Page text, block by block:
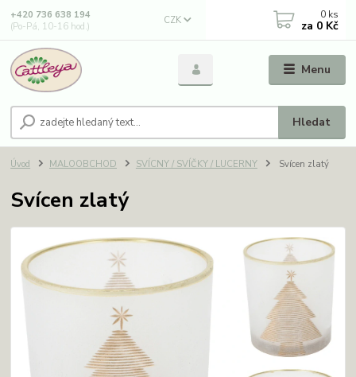
Menu
CZK
Hledat
+420 736 638 194
(Po-Pá, 10-16 hod.)
0 ks
za 0 Kč
Úvod MALOOBCHOD SVÍCNY / SVÍČKY / LUCERNY Svícen zlatý
Svícen zlatý